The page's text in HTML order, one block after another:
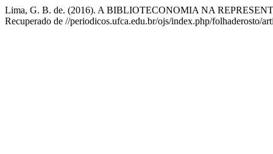
Lima, G. B. de. (2016). A BIBLIOTECONOMIA NA
Recuperado de //periodicos.ufca.edu.br/ojs/index.php/folhaderosto/